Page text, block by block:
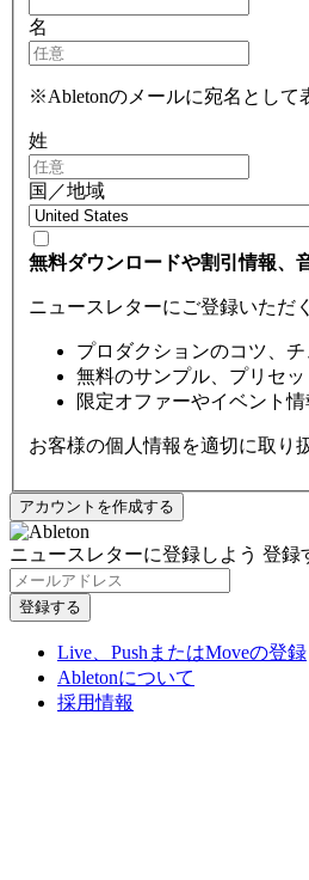
名
※Abletonのメールに宛名として
姓
国／地域
無料ダウンロードや割引情報、
ニュースレターにご登録いただ
プロダクションのコツ、
無料のサンプル、プリセッ
限定オファーやイベント
お客様の個人情報を適切に取り
ニュースレターに登録しよう 登録
Live、PushまたはMoveの登録
Abletonについて
採用情報